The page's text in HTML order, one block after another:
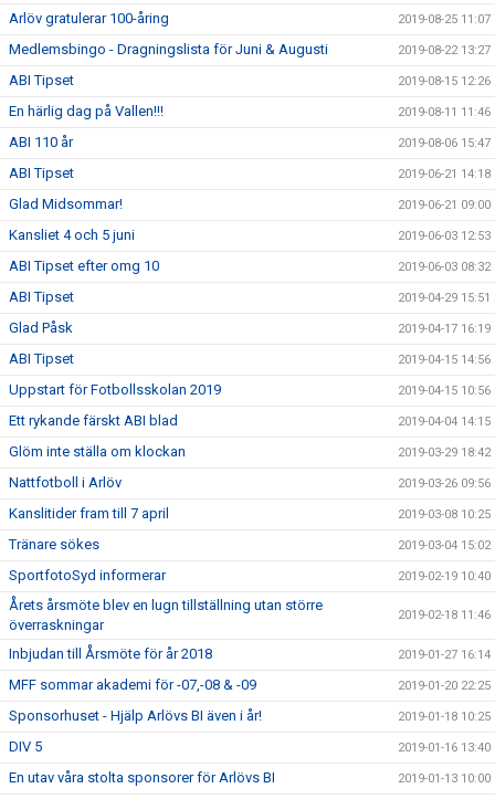
Arlöv gratulerar 100-åring 2019-08-25 11:07
Medlemsbingo - Dragningslista för Juni & Augusti 2019-08-22 13:27
ABI Tipset 2019-08-15 12:26
En härlig dag på Vallen!!! 2019-08-11 11:46
ABI 110 år 2019-08-06 15:47
ABI Tipset 2019-06-21 14:18
Glad Midsommar! 2019-06-21 09:00
Kansliet 4 och 5 juni 2019-06-03 12:53
ABI Tipset efter omg 10 2019-06-03 08:32
ABI Tipset 2019-04-29 15:51
Glad Påsk 2019-04-17 16:19
ABI Tipset 2019-04-15 14:56
Uppstart för Fotbollsskolan 2019 2019-04-15 10:56
Ett rykande färskt ABI blad 2019-04-04 14:15
Glöm inte ställa om klockan 2019-03-29 18:42
Nattfotboll i Arlöv 2019-03-26 09:56
Kanslitider fram till 7 april 2019-03-08 10:25
Tränare sökes 2019-03-04 15:02
SportfotoSyd informerar 2019-02-19 10:40
Årets årsmöte blev en lugn tillställning utan större
överraskningar
2019-02-18 11:46
Inbjudan till Årsmöte för år 2018 2019-01-27 16:14
MFF sommar akademi för -07,-08 & -09 2019-01-20 22:25
Sponsorhuset - Hjälp Arlövs BI även i år! 2019-01-18 10:25
DIV 5 2019-01-16 13:40
En utav våra stolta sponsorer för Arlövs BI 2019-01-13 10:00